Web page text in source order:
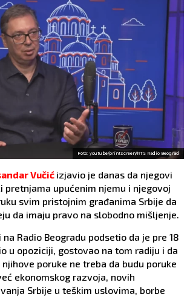
Foto: youtube/printscreen/RTS Radio Beograd
Vučić izjavio je danas da njegovi
pretnjama upućenim njemu i njegovoj
svim pristojnim građanima Srbije da
da imaju pravo na slobodno mišljenje.
Radio Beogradu podsetio da je pre 18
u opoziciji, gostovao na tom radiju i da
poruke ne treba da budu poruke
ekonomskog razvoja, novih
Srbije u teškim uslovima, borbe